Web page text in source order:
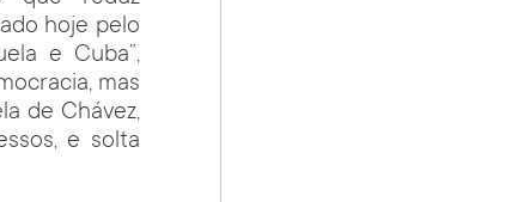
hoje pelo
e Cuba”,
mas
de Chávez,
e solta